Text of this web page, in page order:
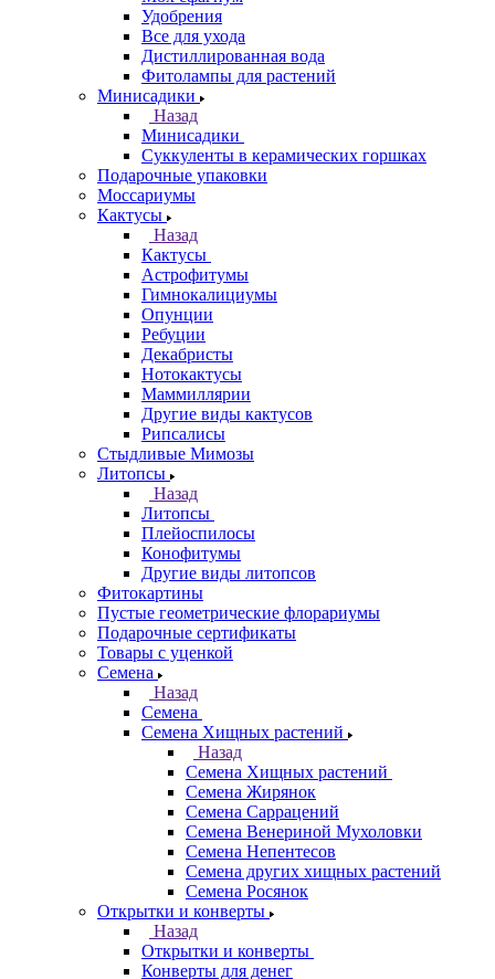
Удобрения
Все для ухода
Дистиллированная вода
Фитолампы для растений
Минисадики
Назад
Минисадики
Суккуленты в керамических горшках
Подарочные упаковки
Моссариумы
Кактусы
Назад
Кактусы
Астрофитумы
Гимнокалициумы
Опунции
Ребуции
Декабристы
Нотокактусы
Маммиллярии
Другие виды кактусов
Рипсалисы
Стыдливые Мимозы
Литопсы
Назад
Литопсы
Плейоспилосы
Конофитумы
Другие виды литопсов
Фитокартины
Пустые геометрические флорариумы
Подарочные сертификаты
Товары с уценкой
Семена
Назад
Семена
Семена Хищных растений
Назад
Семена Хищных растений
Семена Жирянок
Семена Саррацений
Семена Венериной Мухоловки
Семена Непентесов
Семена других хищных растений
Семена Росянок
Открытки и конверты
Назад
Открытки и конверты
Конверты для денег